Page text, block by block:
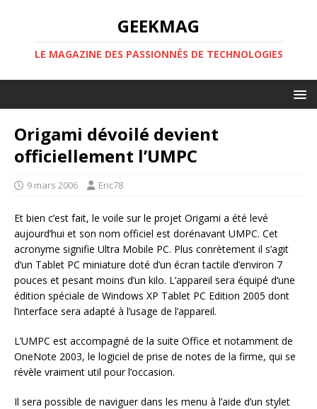
GEEKMAG
LE MAGAZINE DES PASSIONNÉS DE TECHNOLOGIES
Origami dévoilé devient
officiellement l’UMPC
9 mars 2006 Eric78
Et bien c’est fait, le voile sur le projet Origami a été levé
aujourd’hui et son nom officiel est dorénavant UMPC. Cet
acronyme signifie Ultra Mobile PC. Plus conrètement il s’agit
d’un Tablet PC miniature doté d’un écran tactile d’environ 7
pouces et pesant moins d’un kilo. L’appareil sera équipé d’une
édition spéciale de Windows XP Tablet PC Edition 2005 dont
l’interface sera adapté à l’usage de l’appareil.
L’UMPC est accompagné de la suite Office et notamment de
OneNote 2003, le logiciel de prise de notes de la firme, qui se
révèle vraiment util pour l’occasion.
Il sera possible de naviguer dans les menu à l’aide d’un stylet